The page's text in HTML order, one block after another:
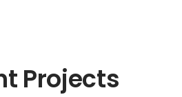
Projects